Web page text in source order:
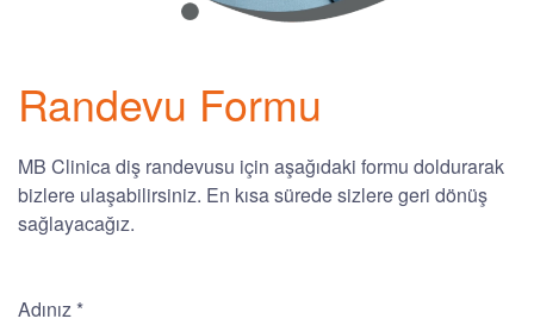
Randevu Formu
MB Clinica diş randevusu için aşağıdaki formu doldurarak
bizlere ulaşabilirsiniz. En kısa sürede sizlere geri dönüş
sağlayacağız.
Adınız *